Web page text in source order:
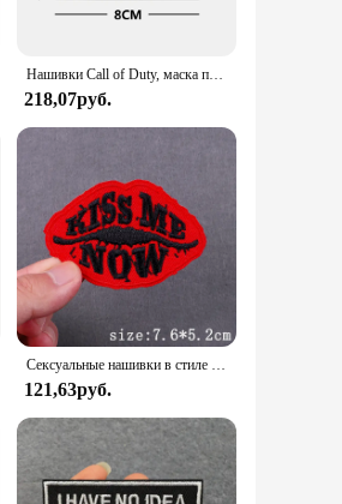
Нашивки Call of Duty, маска призрака, Череп, вышитые нашивки на одежде, военный тактический моральный крючок и искусственная аппликация
218,07руб.
Сексуальные нашивки в стиле панк, нашивки с вышивкой для одежды, термоклеевые нашивки для одежды, нашивки с вышивкой в стиле хип-хоп, значки с вышивкой черепа
121,63руб.